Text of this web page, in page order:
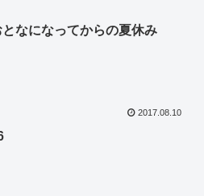
となになってからの夏休み
2017.08.10